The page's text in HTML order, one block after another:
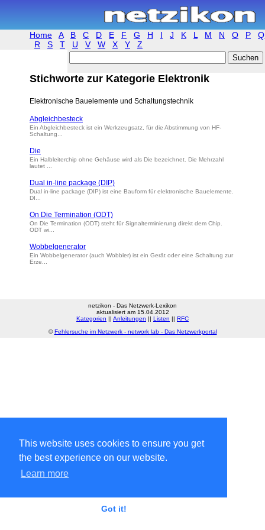
This website uses cookies to ensure you get
the best experience on our website.
Learn more
Got it!
Home A B C D E F G H I J K L M N O P
Q
R
S T U V W X Y Z
Stichworte zur Kategorie Elektronik
Elektronische Bauelemente und Schaltungstechnik
Abgleichbesteck
Ein Abgleichbesteck ist ein Werkzeugsatz, für die Abstimmung von HF-
Schaltung...
Die
Ein Halbleiterchip ohne Gehäuse wird als Die bezeichnet. Die Mehrzahl
lautet ...
Dual in-line package (DIP)
Dual in-line package (DIP) ist eine Bauform für elektronische Bauelemente.
DI...
On Die Termination (ODT)
On Die Termination (ODT) steht für Signalterminierung direkt dem Chip.
ODT wi...
Wobbelgenerator
Ein Wobbelgenerator (auch Wobbler) ist ein Gerät oder eine Schaltung zur
Erze...
netzikon - Das Netzwerk-Lexikon
aktualisiert am 15.04.2012
Kategorien || Anleitungen || Listen || RFC
©Fehlersuche im Netzwerk - network lab - Das Netzwerkportal